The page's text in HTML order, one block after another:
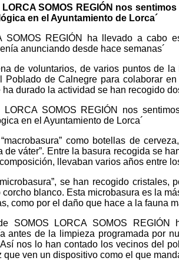
LORCA SOMOS REGIÓN nos
en el Ayuntamiento de Lorca´
SOMOS REGIÓN ha llevado a cabo
anunciando desde hace semanas´
de voluntarios, de varios puntos de
Poblado de Calnegre para colaborar
ha durado la actividad se han recogido
LORCA SOMOS REGIÓN nos
en el Ayuntamiento de Lorca´
como botellas de
de váter”. Entre la basura recogida se
llevaban varios años entre
se han recogido cristales,
corcho blanco. Esta microbasura es la
como por el daño que hace a la fauna
SOMOS LORCA SOMOS REGIÓN
antes de la limpieza programada por
nos lo han contado los vecinos del
que ven un dispositivo como el que